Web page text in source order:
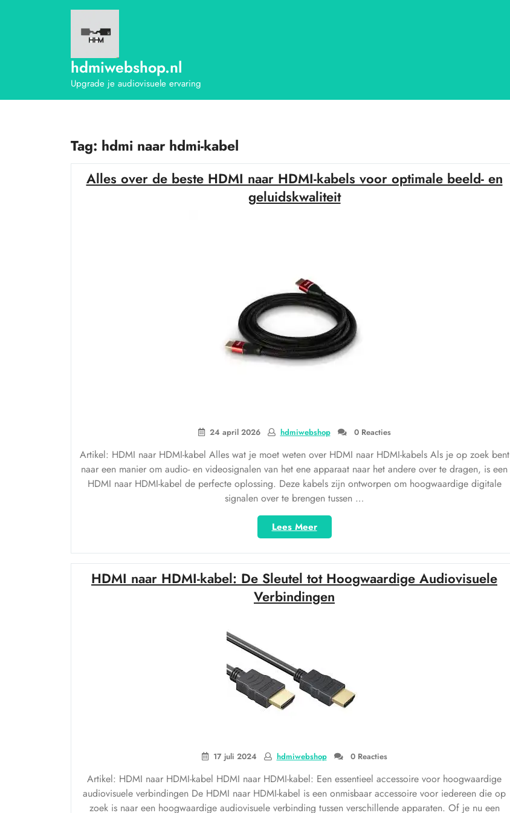
hdmiwebshop.nl
Upgrade je audiovisuele ervaring
Tag: hdmi naar hdmi-kabel
Alles over de beste HDMI naar HDMI-kabels voor optimale beeld- en
geluidskwaliteit
24 april 2026 hdmiwebshop 0 Reacties
Artikel: HDMI naar HDMI-kabel Alles wat je moet weten over HDMI naar HDMI-kabels Als je op zoek bent
naar een manier om audio- en videosignalen van het ene apparaat naar het andere over te dragen, is een
HDMI naar HDMI-kabel de perfecte oplossing. Deze kabels zijn ontworpen om hoogwaardige digitale
signalen over te brengen tussen …
Lees Meer“Alles
over
de
beste
HDMI
naar
HDMI-
en
geluidskwaliteit”
HDMI naar HDMI-kabel: De Sleutel tot Hoogwaardige Audiovisuele
Verbindingen
17 juli 2024 hdmiwebshop 0 Reacties
Artikel: HDMI naar HDMI-kabel HDMI naar HDMI-kabel: Een essentieel accessoire voor hoogwaardige
audiovisuele verbindingen De HDMI naar HDMI-kabel is een onmisbaar accessoire voor iedereen die op
zoek is naar een hoogwaardige audiovisuele verbinding tussen verschillende apparaten. Of je nu een